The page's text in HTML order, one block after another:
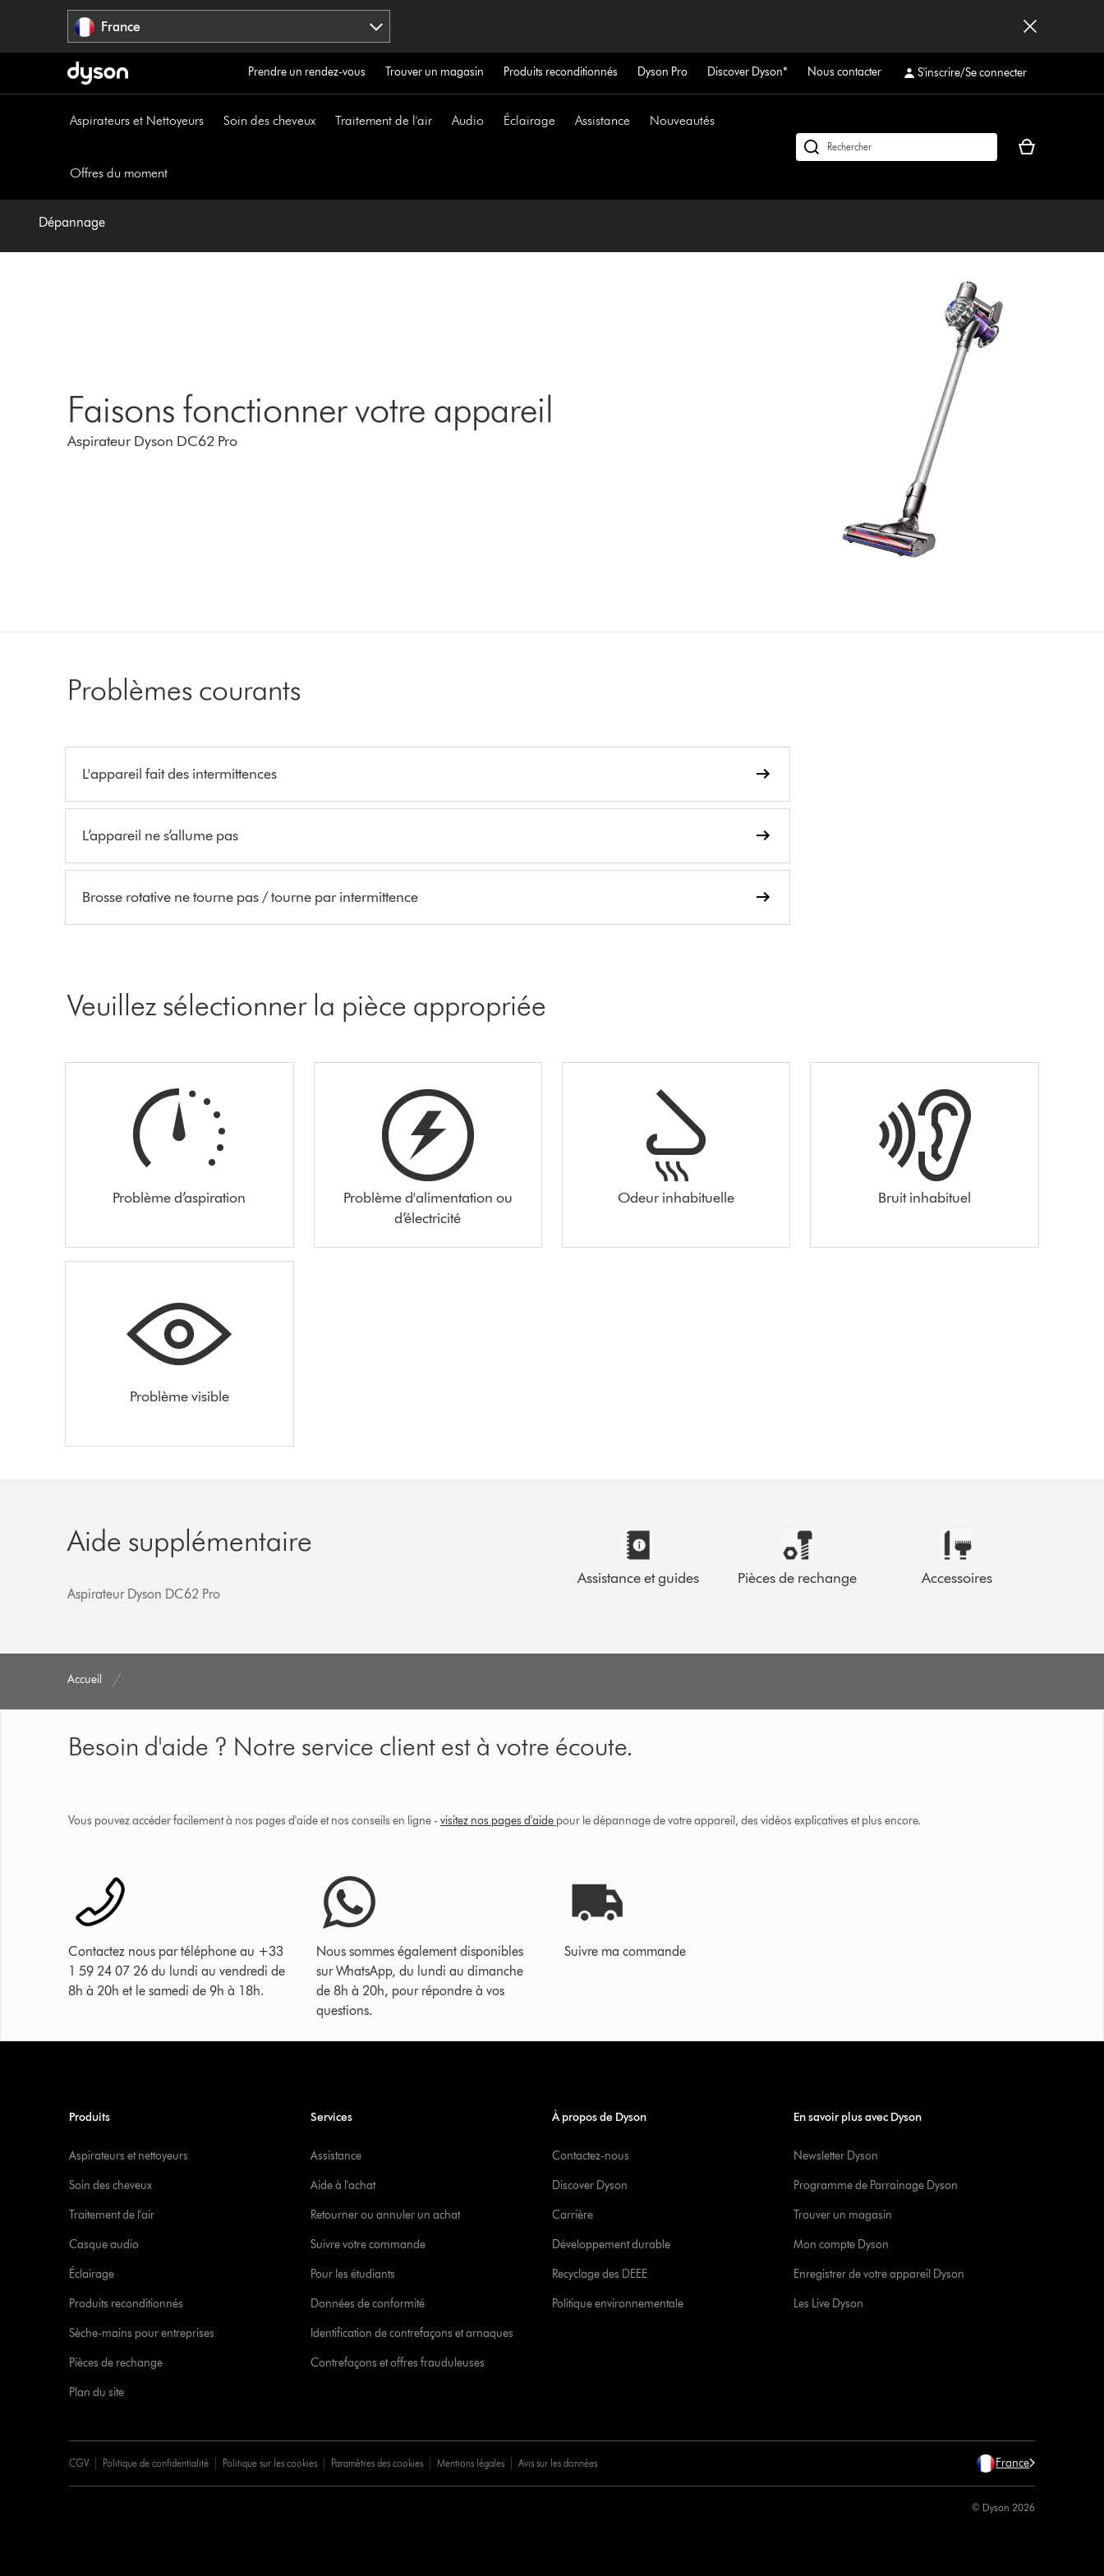
France
Prendre un rendez-vous Trouver un magasin Produits reconditionnés Dyson Pro Discover Dyson* Nous contacter S'inscrire/Se connecter
Aspirateurs et Nettoyeurs Soin des cheveux Traitement de l'air Audio Éclairage Assistance Nouveautés
Offres du moment
Rechercher
Votre
vide
Dépannage
Faisons fonctionner votre appareil
Aspirateur Dyson DC62 Pro
Problèmes courants
L'appareil fait des intermittences
L’appareil ne s’allume pas
Brosse rotative ne tourne pas / tourne par intermittence
Veuillez sélectionner la pièce appropriée
Problème d’aspiration
Problème d'alimentation ou
d’électricité
Odeur inhabituelle Bruit inhabituel
Problème visible
Aide supplémentaire
Aspirateur Dyson DC62 Pro
Assistance et guides Pièces de rechange Accessoires
Accueil
Besoin d'aide ? Notre service client est à votre écoute.
Vous pouvez accéder facilement à nos pages d'aide et nos conseils en ligne - visitez nos pages d'aide pour le dépannage de votre appareil, des vidéos explicatives et plus encore.
Contactez nous par téléphone au +33
1 59 24 07 26 du lundi au vendredi de
8h à 20h et le samedi de 9h à 18h.
Nous sommes également disponibles
sur WhatsApp, du lundi au dimanche
de 8h à 20h, pour répondre à vos
questions.
Suivre ma commande
Produits
Aspirateurs et nettoyeurs
Soin des cheveux
Traitement de l'air
Casque audio
Éclairage
Produits reconditionnés
Sèche-mains pour entreprises
Pièces de rechange
Plan du site
Services
Assistance
Aide à l'achat
Retourner ou annuler un achat
Suivre votre commande
Pour les étudiants
Données de conformité
Identification de contrefaçons et arnaques
Contrefaçons et offres frauduleuses
À propos de Dyson
Contactez-nous
Discover Dyson
Carrière
Développement durable
Recyclage des DEEE
Politique environnementale
En savoir plus avec Dyson
Newsletter Dyson
Programme de Parrainage Dyson
Trouver un magasin
Mon compte Dyson
Enregistrer de votre appareil Dyson
Les Live Dyson
CGV Politique de confidentialité Politique sur les cookies Paramètres des cookies Mentions légales Avis sur les données France
© Dyson 2026